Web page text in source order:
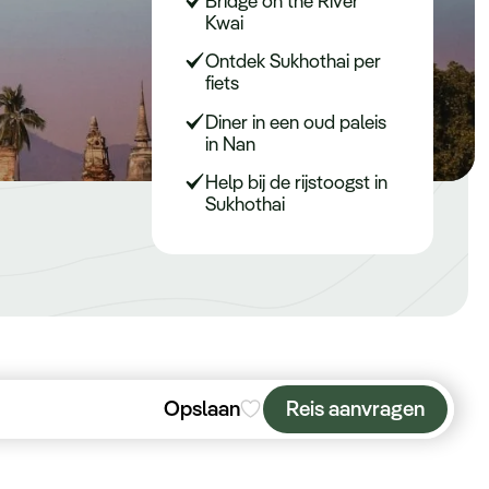
Kwai
Ontdek Sukhothai per
fiets
Diner in een oud paleis
in Nan
Help bij de rijstoogst in
Sukhothai
Opslaan Reis aanvragen